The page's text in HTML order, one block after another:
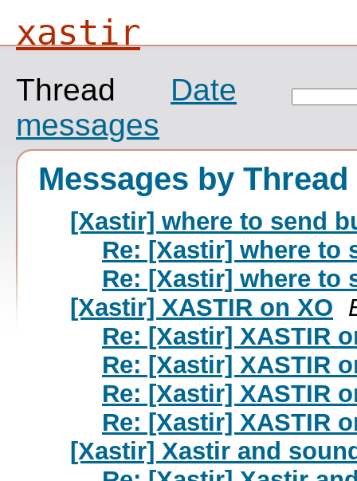
xastir
Thread
Date
messages
Messages by Thread
[Xastir] where to send
Re: [Xastir] where to
Re: [Xastir] where to
[Xastir] XASTIR on XO
Re: [Xastir] XASTIR
Re: [Xastir] XASTIR
Re: [Xastir] XASTIR
Re: [Xastir] XASTIR
[Xastir] Xastir and